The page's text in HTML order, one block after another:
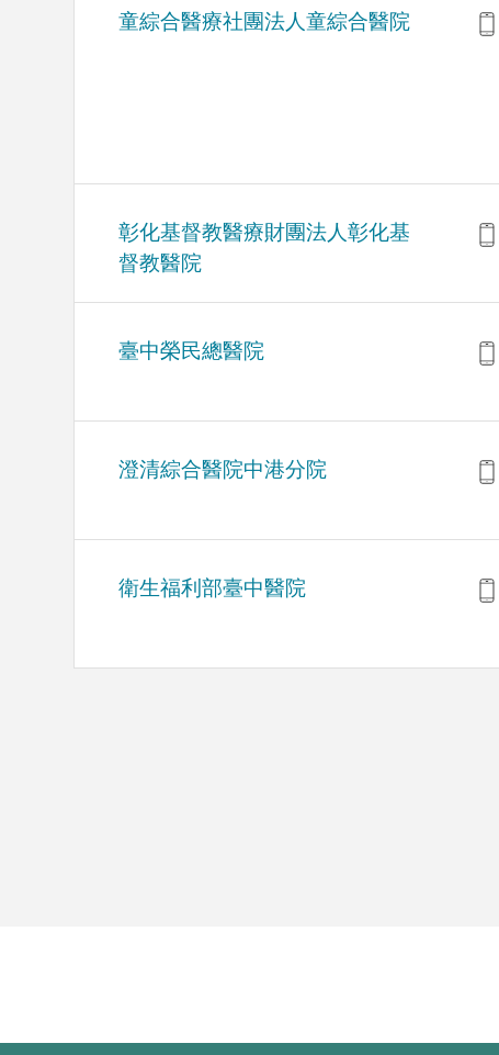
童綜合醫療社團法人童綜合醫院
彰化基督教醫療財團法人彰化基
督教醫院
臺中榮民總醫院
澄清綜合醫院中港分院
衛生福利部臺中醫院